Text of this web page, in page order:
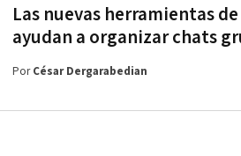
Las nuevas herramientas
ayudan a organizar chats
PorCésar Dergarabedian